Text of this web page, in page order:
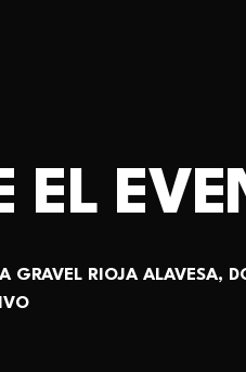
EL
GRAVEL RIOJA ALAVESA,